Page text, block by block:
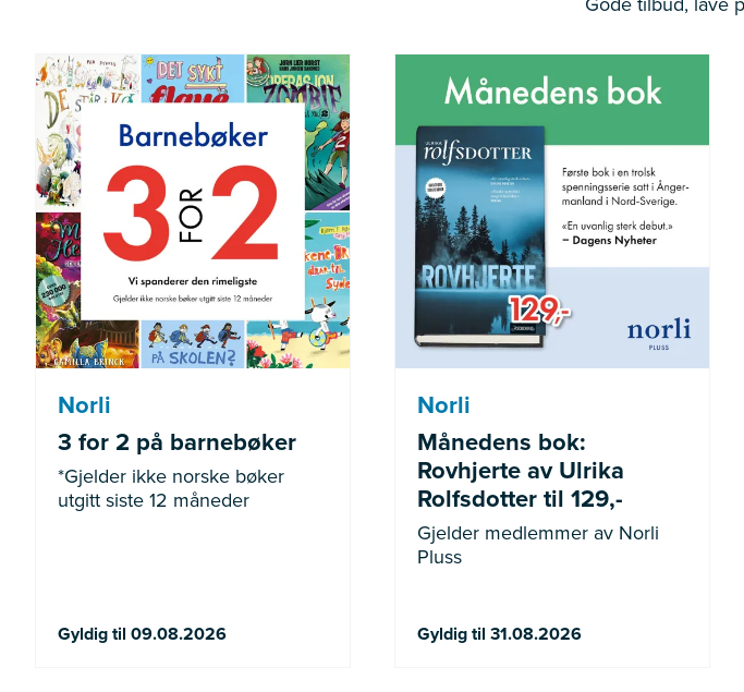
Norli
3 for 2 på barnebøker
*Gjelder ikke norske bøker
utgitt siste 12 måneder
Gyldig til 09.08.2026
*Gjelder ikke norske bøker
utgitt siste 12 måneder
Norli
Månedens bok:
Rovhjerte av Ulrika
Rolfsdotter til 129,-
Gjelder medlemmer av Norli
Pluss
Gyldig til 31.08.2026
Gjelder medlemmer av Norli
Pluss